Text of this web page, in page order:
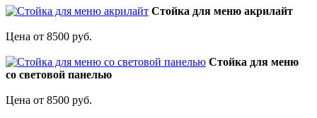
Стойка для меню акрилайт
Цена от 8500 руб.
Стойка для меню
со световой панелью
Цена от 8500 руб.